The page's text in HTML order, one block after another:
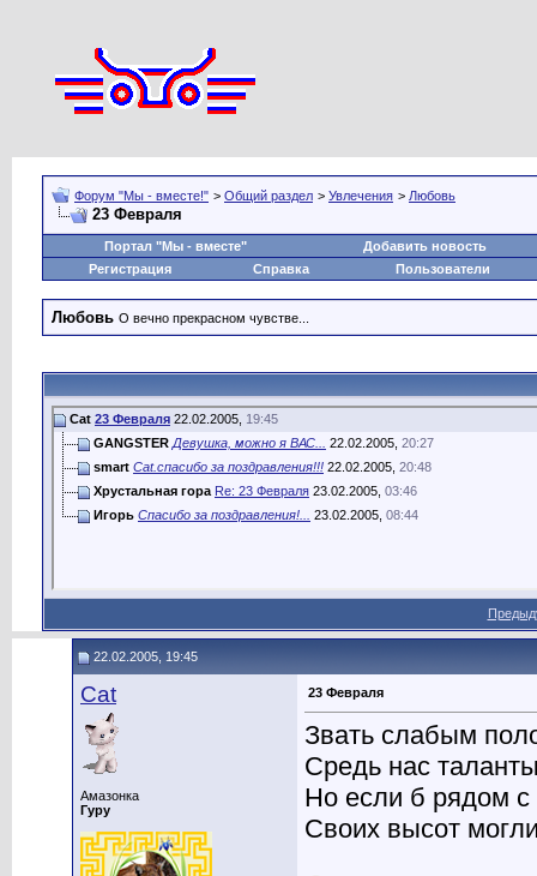
Форум "Мы - вместе!" > Общий раздел > Увлечения > Любовь
23 Февраля
Портал "Мы - вместе"
Добавить новость
Регистрация
Справка Пользователи
Любовь О вечно прекрасном чувстве...
Cat 23 Февраля 22.02.2005, 19:45
GANGSTER Девушка, можно я ВАС... 22.02.2005, 20:27
smart Cat.спасибо за поздравления!!! 22.02.2005, 20:48
Хрустальная гора Re: 23 Февраля 23.02.2005, 03:46
Игорь Спасибо за поздравления!... 23.02.2005, 08:44
22.02.2005, 19:45
Cat
Амазонка
Гуру
23 Февраля
Звать слабым
Средь нас
Но если б рядом
Своих высот